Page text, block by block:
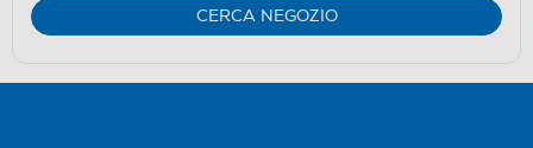
CERCA NEGOZIO